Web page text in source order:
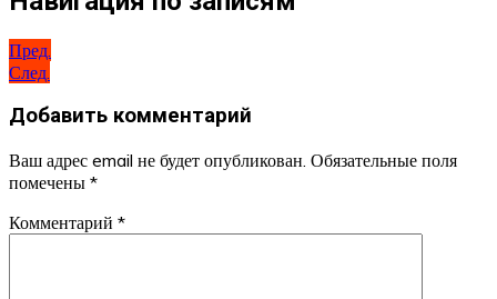
Пред.
След.
Добавить комментарий
Ваш адрес email не будет опубликован. Обязательные поля
помечены *
Комментарий *